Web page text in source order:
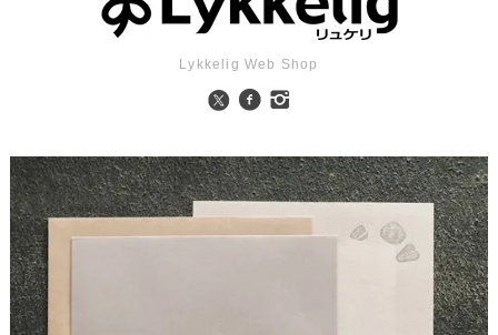
Lykkelig Web Shop